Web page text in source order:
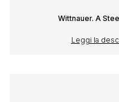
Wittnauer. A
Leggi la